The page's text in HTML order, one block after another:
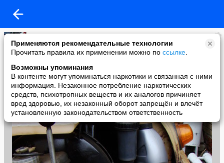
Применяются рекомендательные технологии
Прочитать правила их применении можно по ссылке
Возможны упоминания
В контенте могут упоминаться наркотики и связанная с ними
информация. Незаконное потребление наркотических
средств, психотропных веществ и их аналогов причиняет
вред здоровью, их незаконный оборот запрещён и влечёт
установленную законодательством ответственность
Бауманец
added a photo
11 Mar в 10:57